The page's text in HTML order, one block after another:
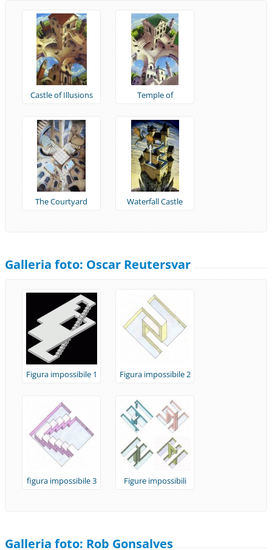
Castle of Illusions
Temple of
The Courtyard Waterfall Castle
Galleria foto: Oscar Reutersvar
Figura impossibile 1 Figura impossibile 2
figura impossibile 3 Figure impossibili
Galleria foto: Rob Gonsalves